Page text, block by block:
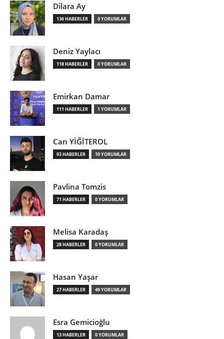
Dilara Ay
136 HABERLER 0 YORUMLAR
Deniz Yaylacı
118 HABERLER 0 YORUMLAR
Emirkan Damar
111 HABERLER 1 YORUMLAR
Can YİĞİTEROL
93 HABERLER 10 YORUMLAR
Pavlina Tomzis
71 HABERLER 0 YORUMLAR
Melisa Karadaş
28 HABERLER 0 YORUMLAR
Hasan Yaşar
27 HABERLER 49 YORUMLAR
Esra Gemicioğlu
13 HABERLER 0 YORUMLAR